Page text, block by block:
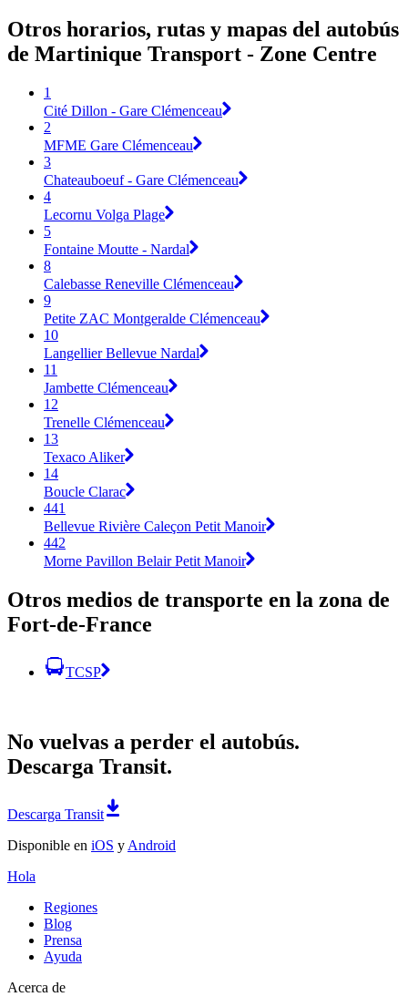
Otros horarios, rutas y mapas del autobús
de Martinique Transport - Zone Centre
1
Cité Dillon - Gare Clémenceau
2
MFME Gare Clémenceau
3
Chateauboeuf - Gare Clémenceau
4
Lecornu Volga Plage
5
Fontaine Moutte - Nardal
8
Calebasse Reneville Clémenceau
9
Petite ZAC Montgeralde Clémenceau
10
Langellier Bellevue Nardal
11
Jambette Clémenceau
12
Trenelle Clémenceau
13
Texaco Aliker
14
Boucle Clarac
441
Bellevue Rivière Caleçon Petit Manoir
442
Morne Pavillon Belair Petit Manoir
Otros medios de transporte en la zona de
Fort-de-France
TCSP
No vuelvas a perder el autobús.
Descarga Transit.
Descarga Transit
Disponible en iOS y Android
Hola
Regiones
Blog
Prensa
Ayuda
Acerca de